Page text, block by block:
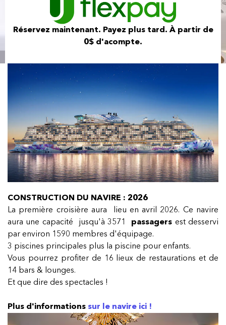
Réservez maintenant. Payez plus tard. À partir de
0$ d'acompte.
CONSTRUCTION DU NAVIRE : 2026
La première croisière aura lieu en avril 2026. Ce navire
aura une capacité jusqu'à 3571
passagers est desservi
par environ 1590 membres d'équipage.
3 piscines principales plus la piscine pour enfants.
Vous pourrez profiter de 16 lieux de restaurations et de
14 bars & lounges.
Et que dire des spectacles !
Plus d'informations sur le navire ici !